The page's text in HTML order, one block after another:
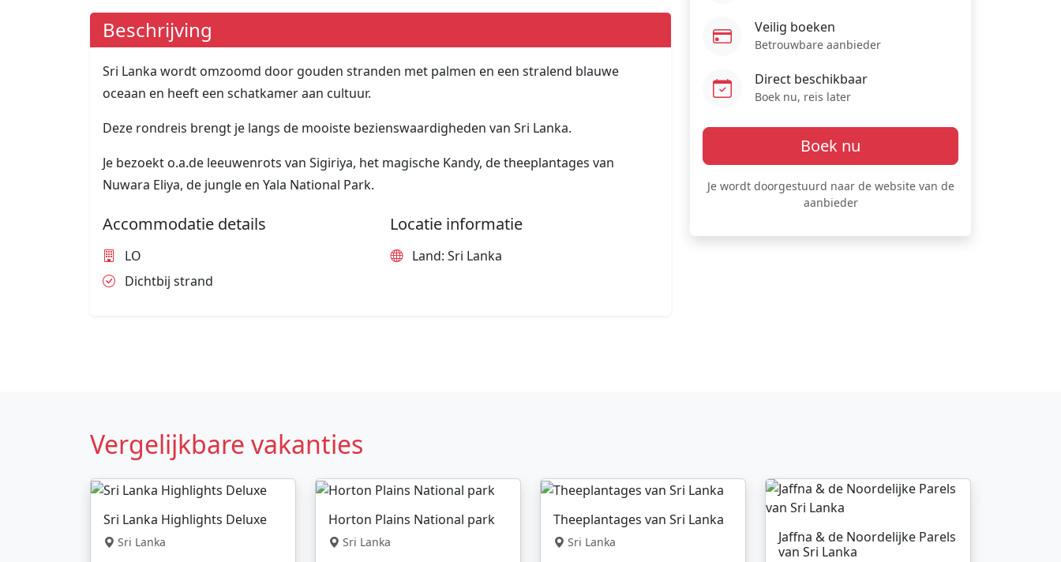
Beschrijving
Sri Lanka wordt omzoomd door gouden stranden met palmen en een stralend blauwe
oceaan en heeft een schatkamer aan cultuur.
Deze rondreis brengt je langs de mooiste bezienswaardigheden van Sri Lanka.
Je bezoekt o.a.de leeuwenrots van Sigiriya, het magische Kandy, de theeplantages van
Nuwara Eliya, de jungle en Yala National Park.
Accommodatie details
LO
Dichtbij strand
Locatie informatie
Land: Sri Lanka
Veilig boeken
Betrouwbare aanbieder
Direct beschikbaar
Boek nu, reis later
Boek nu
Je wordt doorgestuurd naar de website van de
aanbieder
Vergelijkbare vakanties
Sri Lanka Highlights Deluxe
Sri Lanka
Horton Plains National park
Sri Lanka
Theeplantages van Sri Lanka
Sri Lanka
Jaffna & de Noordelijke Parels
van Sri Lanka